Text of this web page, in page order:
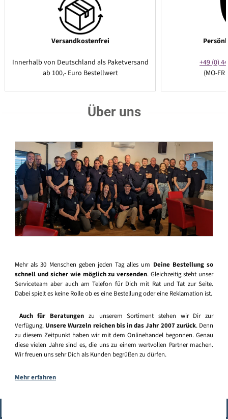
Versandkostenfrei
Innerhalb von Deutschland als Paketversand
ab 100,- Euro Bestellwert
+49 (0)
(MO-
Über uns
Mehr als 30 Menschen geben jeden Tag alles um Deine Bestellung so
schnell und sicher wie möglich zu versenden. Gleichzeitig steht unser
Serviceteam aber auch am Telefon für Dich mit Rat und Tat zur Seite.
Dabei spielt es keine Rolle ob es eine Bestellung oder eine Reklamation ist.
Auch für Beratungen zu unserem Sortiment stehen wir Dir zur
Verfügung. Unsere Wurzeln reichen bis in das Jahr 2007 zurück. Denn
zu diesem Zeitpunkt haben wir mit dem Onlinehandel begonnen. Genau
diese vielen Jahre sind es, die uns zu einem wertvollen Partner machen.
Wir freuen uns sehr Dich als Kunden begrüßen zu dürfen.
Mehr erfahren